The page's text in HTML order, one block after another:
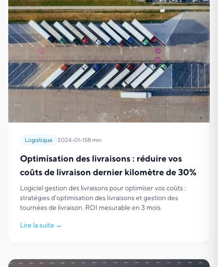
Logistique 2024-01-158 min
Optimisation des livraisons : réduire vos
coûts de livraison dernier kilomètre de 30%
Logiciel gestion des livraisons pour optimiser vos coûts :
stratégies d'optimisation des livraisons et gestion des
tournées de livraison. ROI mesurable en 3 mois.
Lire la suite →